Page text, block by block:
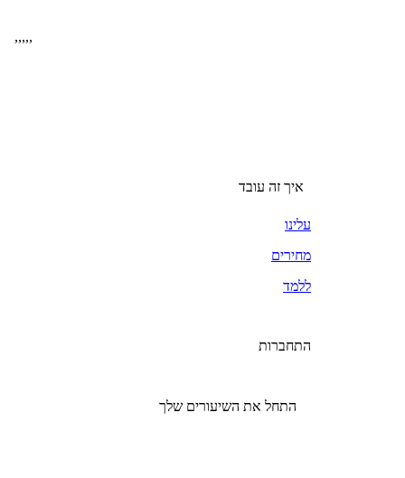
,,,,,
איך זה עובד
עלינו
מחירים
ללמד
התחברות
התחל את השיעורים שלך